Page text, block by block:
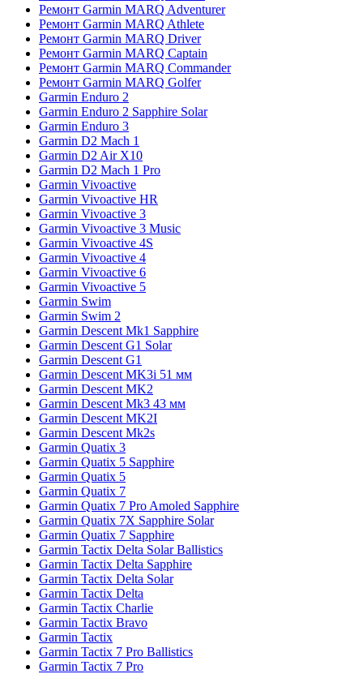
Ремонт Garmin MARQ Adventurer
Ремонт Garmin MARQ Athlete
Ремонт Garmin MARQ Driver
Ремонт Garmin MARQ Captain
Ремонт Garmin MARQ Commander
Ремонт Garmin MARQ Golfer
Garmin Enduro 2
Garmin Enduro 2 Sapphire Solar
Garmin Enduro 3
Garmin D2 Mach 1
Garmin D2 Air X10
Garmin D2 Mach 1 Pro
Garmin Vivoactive
Garmin Vivoactive HR
Garmin Vivoactive 3
Garmin Vivoactive 3 Music
Garmin Vivoactive 4S
Garmin Vivoactive 4
Garmin Vivoactive 6
Garmin Vivoactive 5
Garmin Swim
Garmin Swim 2
Garmin Descent Mk1 Sapphire
Garmin Descent G1 Solar
Garmin Descent G1
Garmin Descent MK3i 51 мм
Garmin Descent MK2
Garmin Descent Mk3 43 мм
Garmin Descent MK2I
Garmin Descent Mk2s
Garmin Quatix 3
Garmin Quatix 5 Sapphire
Garmin Quatix 5
Garmin Quatix 7
Garmin Quatix 7 Pro Amoled Sapphire
Garmin Quatix 7X Sapphire Solar
Garmin Quatix 7 Sapphire
Garmin Tactix Delta Solar Ballistics
Garmin Tactix Delta Sapphire
Garmin Tactix Delta Solar
Garmin Tactix Delta
Garmin Tactix Charlie
Garmin Tactix Bravo
Garmin Tactix
Garmin Tactix 7 Pro Ballistics
Garmin Tactix 7 Pro